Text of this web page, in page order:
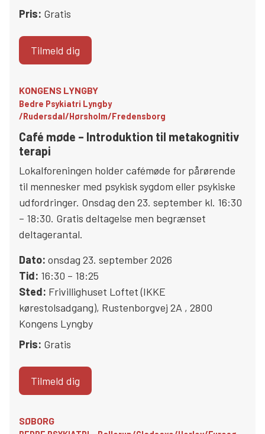
Pris: Gratis
Tilmeld dig
KONGENS LYNGBY
Bedre Psykiatri Lyngby
/Rudersdal/Hørsholm/Fredensborg
Café møde – Introduktion til metakognitiv
terapi
Lokalforeningen holder cafémøde for pårørende
til mennesker med psykisk sygdom eller psykiske
udfordringer. Onsdag den 23. september kl. 16:30
– 18:30. Gratis deltagelse men begrænset
deltagerantal.
Dato: onsdag 23. september 2026
Tid: 16:30 – 18:25
Sted: Frivillighuset Loftet (IKKE
kørestolsadgang), Rustenborgvej 2A , 2800
Kongens Lyngby
Pris: Gratis
Tilmeld dig
SØBORG